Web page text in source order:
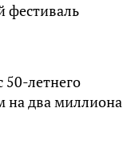
фестиваль
50-летнего
на два миллиона